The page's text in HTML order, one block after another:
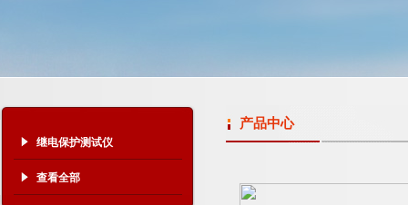
继电保护测试仪
查看全部
产品中心